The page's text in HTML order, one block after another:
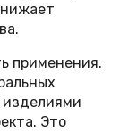
применения.
изделиями
Это